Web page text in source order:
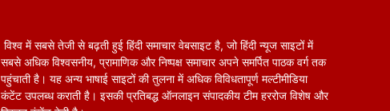
विश्व में सबसे तेजी से बढ़ती हुई हिंदी समाचार वेबसाइट है, जो हिंदी न्यूज साइटों में
सबसे अधिक विश्वसनीय, प्रामाणिक और निष्पक्ष समाचार अपने समर्पित पाठक वर्ग तक
पहुंचाती है। यह अन्य भाषाई साइटों की तुलना में अधिक विविधतापूर्ण मल्टीमीडिया
कंटेंट उपलब्ध कराती है। इसकी प्रतिबद्ध ऑनलाइन संपादकीय टीम हररोज विशेष और